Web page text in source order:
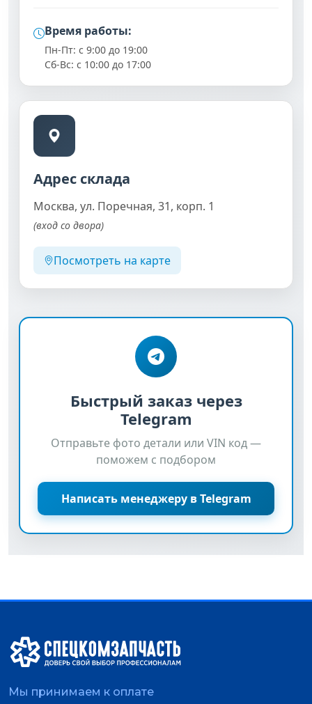
Время работы:
Пн-Пт: с 9:00 до 19:00
Сб-Вс: с 10:00 до 17:00
Адрес склада
Москва, ул. Поречная, 31, корп. 1
(вход со двора)
Посмотреть на карте
Быстрый заказ через
Telegram
Отправьте фото детали или VIN код —
поможем с подбором
Написать менеджеру в Telegram
Мы принимаем к оплате